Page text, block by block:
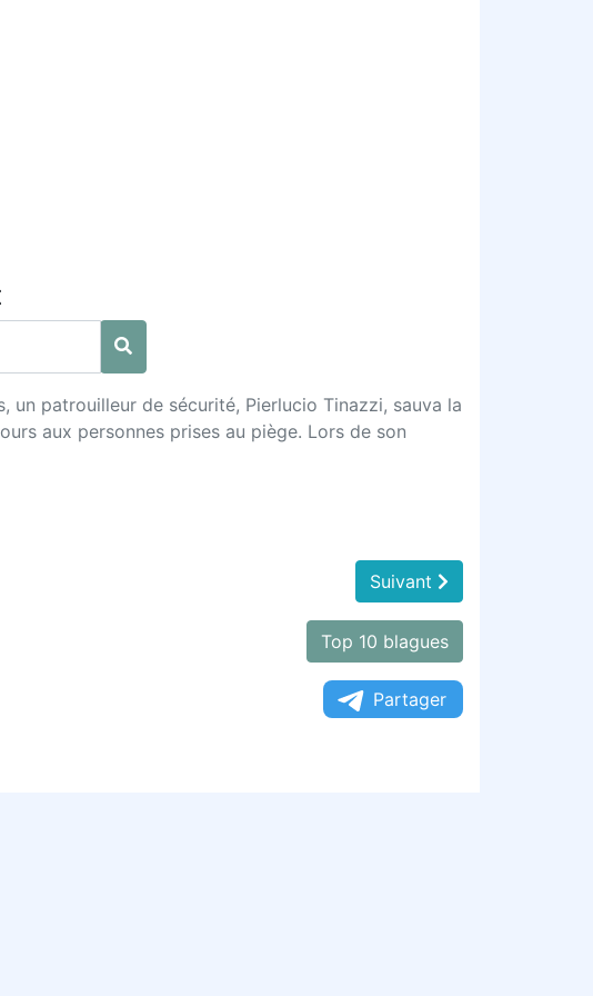
patrouilleur de sécurité, Pierlucio Tinazzi, sauva la
aux personnes prises au piège. Lors de son
Suivant
Top 10 blagues
Partager